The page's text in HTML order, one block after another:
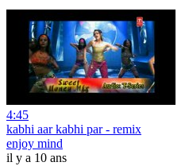
4:45
kabhi aar kabhi par - remix
enjoy mind
il y a 10 ans